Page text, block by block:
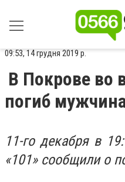
09:53, 14 грудня 2019 р.
В Покрове во
погиб
11-го декабря в
«101» сообщили о